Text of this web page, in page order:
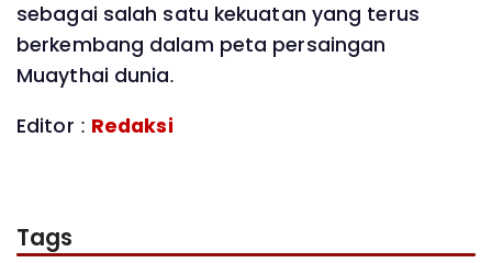
sebagai salah satu kekuatan yang terus
berkembang dalam peta persaingan
Muaythai dunia.
Editor : Redaksi
Tags